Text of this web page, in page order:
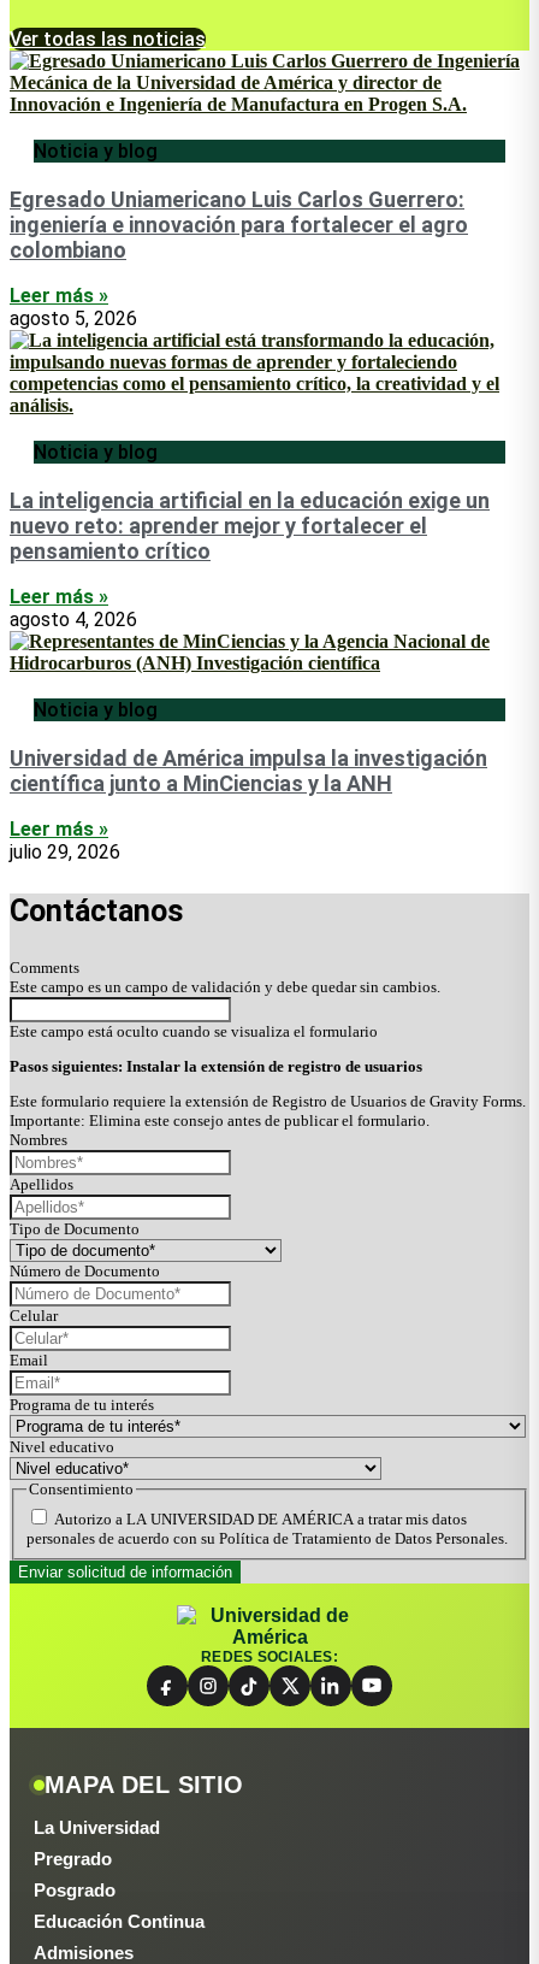
Ver todas las noticias
Noticia y blog
Egresado Uniamericano Luis Carlos Guerrero:
ingeniería e innovación para fortalecer el agro
colombiano
Leer más »
agosto 5, 2026
Noticia y blog
La inteligencia artificial en la educación exige un
nuevo reto: aprender mejor y fortalecer el
pensamiento crítico
Leer más »
agosto 4, 2026
Noticia y blog
Universidad de América impulsa la investigación
científica junto a MinCiencias y la ANH
Leer más »
julio 29, 2026
Contáctanos
Comments
Este campo es un campo de validación y debe quedar sin cambios.
Este campo está oculto cuando se visualiza el formulario
Pasos siguientes: Instalar la extensión de registro de usuarios
Este formulario requiere la extensión de Registro de Usuarios de Gravity Forms.
Importante: Elimina este consejo antes de publicar el formulario.
Nombres
Apellidos
Tipo de Documento
Número de Documento
Celular
Email
Programa de tu interés
Nivel educativo
Consentimiento
Autorizo a LA UNIVERSIDAD DE AMÉRICA a tratar mis datos
personales de acuerdo con su Política de Tratamiento de Datos Personales.
REDES SOCIALES:
MAPA DEL SITIO
La Universidad
Pregrado
Posgrado
Educación Continua
Admisiones